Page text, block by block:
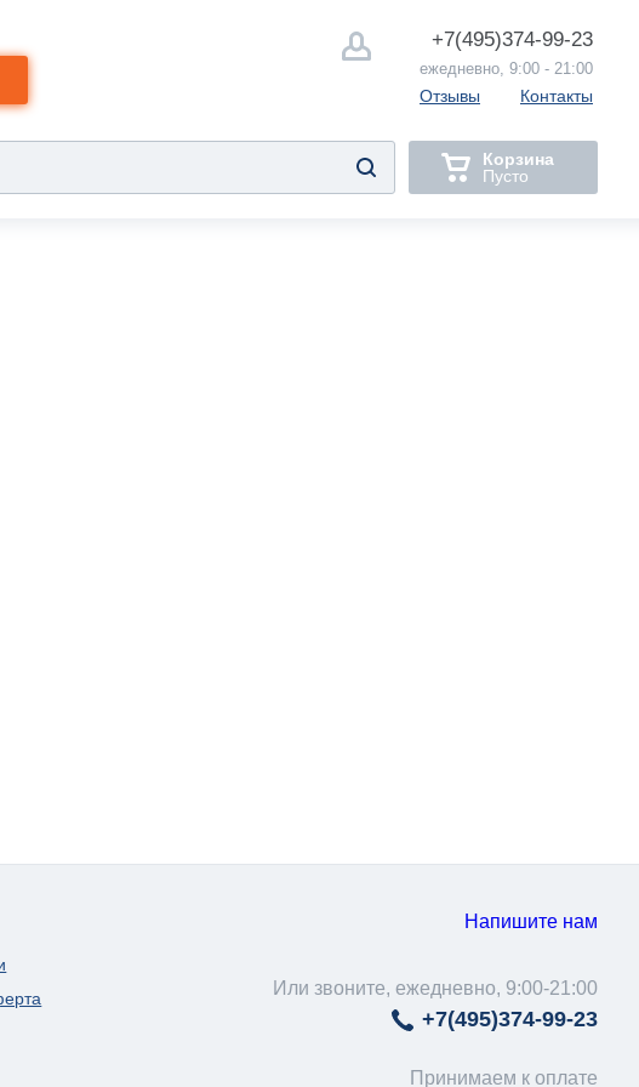
+7(495)374-99-23
ежедневно, 9:00 - 21:00
Отзывы Контакты
Корзина
Пусто
Напишите нам
Или звоните, ежедневно, 9:00-21:00
+7(495)374-99-23
Принимаем к оплате